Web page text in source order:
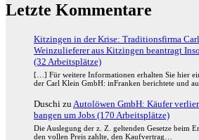
Letzte Kommentare
Kitzingen in der Krise: Traditionsfirma
Weinzulieferer aus Kitzingen beantragt
(32 Arbeitsplätze)
[…] Für weitere Informationen erhalten Sie hier
der Carl Klein GmbH: inFranken berichtete und
Duschi zuAutolöwen GmbH: Käufer
bangen um Jobs (170 Arbeitsplätze)
Die Auslegung der z. Z. geltenden Gesetze beim
den vollen Preis zahlte, den Kaufvertrag…